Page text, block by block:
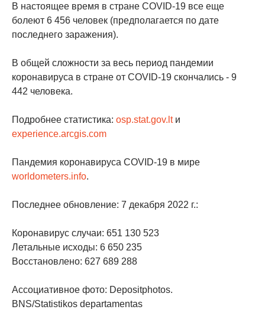
В настоящее время в стране COVID-19 все еще
болеют 6 456 человек (предполагается по дате
последнего заражения).
В общей сложности за весь период пандемии
коронавируса в стране от COVID-19 скончались - 9
442 человека.
Подробнее статистика: osp.stat.gov.ltи
experience.arcgis.com
Пандемия коронавируса COVID-19 в мире
worldometers.info.
Последнее обновление: 7 декабря 2022 г.:
Коронавирус случаи: 651 130 523
Летальные исходы: 6 650 235
Восстановлено: 627 689 288
Ассоциативное фото: Depositphotos.
BNS/Statistikos departamentas